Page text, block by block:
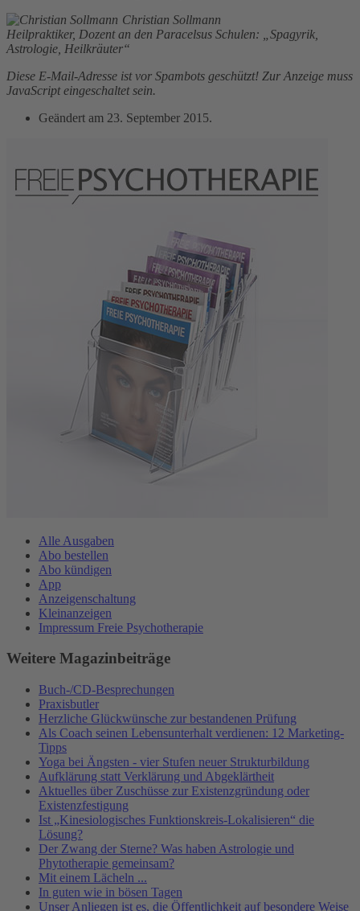
Christian Sollmann
Heilpraktiker, Dozent an den Paracelsus Schulen: „Spagyrik,
Astrologie, Heilkräuter“
Diese E-Mail-Adresse ist vor Spambots geschützt! Zur Anzeige muss
JavaScript eingeschaltet sein.
Geändert am 23. September 2015.
Alle Ausgaben
Abo bestellen
Abo kündigen
App
Anzeigenschaltung
Kleinanzeigen
Impressum Freie Psychotherapie
Weitere Magazinbeiträge
Buch-/CD-Besprechungen
Praxisbutler
Herzliche Glückwünsche zur bestandenen Prüfung
Als Coach seinen Lebensunterhalt verdienen: 12 Marketing-
Tipps
Yoga bei Ängsten - vier Stufen neuer Strukturbildung
Aufklärung statt Verklärung und Abgeklärtheit
Aktuelles über Zuschüsse zur Existenzgründung oder
Existenzfestigung
Ist „Kinesiologisches Funktionskreis-Lokalisieren“ die
Lösung?
Der Zwang der Sterne? Was haben Astrologie und
Phytotherapie gemeinsam?
Mit einem Lächeln ...
In guten wie in bösen Tagen
Unser Anliegen ist es, die Öffentlichkeit auf besondere Weise